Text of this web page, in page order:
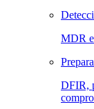
MDR
DFIR,